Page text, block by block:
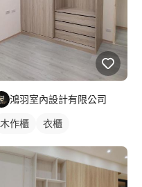
鴻羽室內設計有限公司
木作櫃 衣櫃